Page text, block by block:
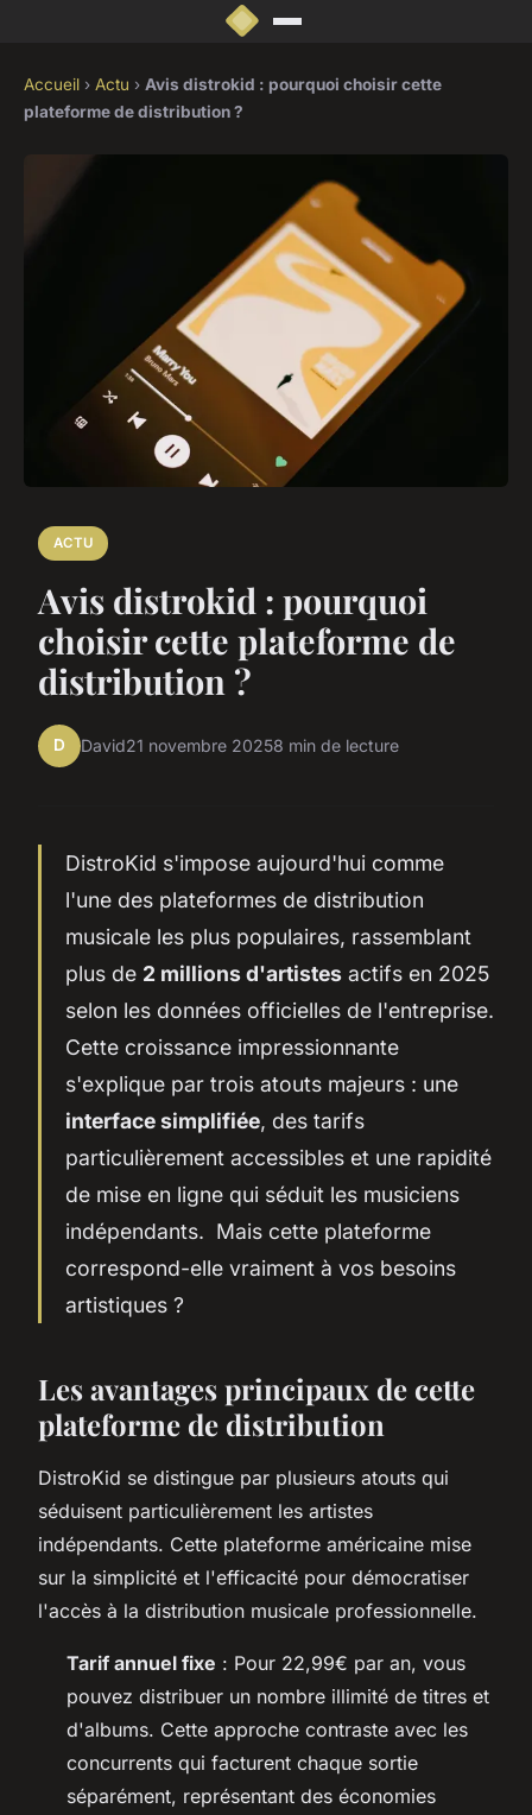
Accueil › Actu › Avis distrokid : pourquoi choisir cette
plateforme de distribution ?
ACTU
Avis distrokid : pourquoi
choisir cette plateforme de
distribution ?
D David21 novembre 20258 min de lecture
DistroKid s'impose aujourd'hui comme
l'une des plateformes de distribution
musicale les plus populaires, rassemblant
plus de 2 millions d'artistes actifs en 2025
selon les données officielles de l'entreprise.
Cette croissance impressionnante
s'explique par trois atouts majeurs : une
interface simplifiée, des tarifs
particulièrement accessibles et une rapidité
de mise en ligne qui séduit les musiciens
indépendants. Mais cette plateforme
correspond-elle vraiment à vos besoins
artistiques ?
Les avantages principaux de cette
plateforme de distribution
DistroKid se distingue par plusieurs atouts qui
séduisent particulièrement les artistes
indépendants. Cette plateforme américaine mise
sur la simplicité et l'efficacité pour démocratiser
l'accès à la distribution musicale professionnelle.
Tarif annuel fixe : Pour 22,99€ par an, vous
pouvez distribuer un nombre illimité de titres et
d'albums. Cette approche contraste avec les
concurrents qui facturent chaque sortie
séparément, représentant des économies